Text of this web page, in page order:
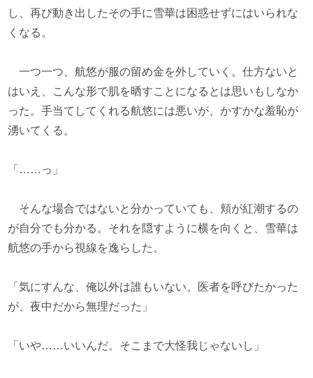
し、再び動き出したその手に雪華は困惑せずにはいられな
くなる。
一つ一つ、航悠が服の留め金を外していく。仕方ないと
はいえ、こんな形で肌を晒すことになるとは思いもしなか
った。手当てしてくれる航悠には悪いが、かすかな羞恥が
湧いてくる。
「……っ」
そんな場合ではないと分かっていても、頬が紅潮するの
が自分でも分かる。それを隠すように横を向くと、雪華は
航悠の手から視線を逸らした。
「気にすんな、俺以外は誰もいない。医者を呼びたかった
が、夜中だから無理だった」
「いや……いいんだ。そこまで大怪我じゃないし」